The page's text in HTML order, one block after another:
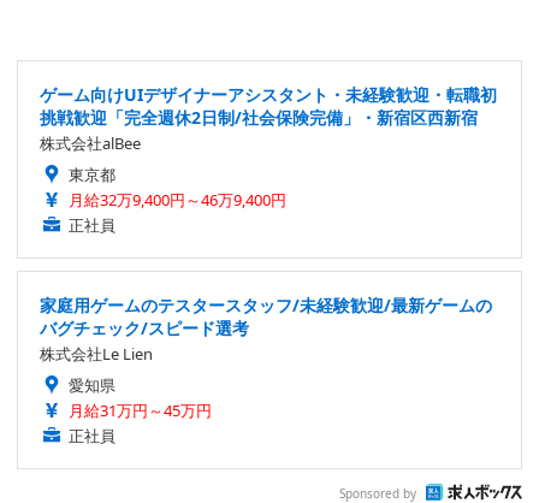
ゲーム向けUIデザイナーアシスタント・未経験歓迎・転職初
挑戦歓迎「完全週休2日制/社会保険完備」・新宿区西新宿
株式会社alBee
東京都
月給32万9,400円～46万9,400円
正社員
家庭用ゲームのテスタースタッフ/未経験歓迎/最新ゲームの
バグチェック/スピード選考
株式会社Le Lien
愛知県
月給31万円～45万円
正社員
Sponsored by